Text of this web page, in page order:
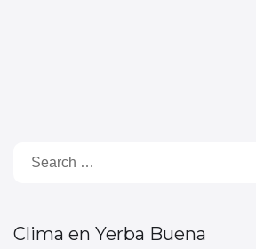
Clima en Yerba Buena